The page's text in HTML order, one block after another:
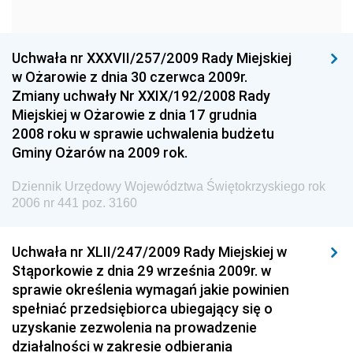
Dziennik Urzędowy Ministra Gospodarki
Dziennik Urzędowy Urzędu Ochrony Konkurencji i
Konsumentów
Dziennik Urzędowy Ministra Pracy i Polityki
Społecznej
Dziennik Urzędowy Urzędu Lotnictwa Cywilnego
Dziennik Urzędowy Ministerstwa Hutnictwa i
Przemysłu Maszynowego
Dziennik Urzędowy Ministerstwa Zdrowia i Opieki
Społecznej
Dziennik Urzędowy Ministerstwa Rolnictwa, Leśnictwa
Uchwała nr XXXVII/257/2009 Rady Miejskiej
w Ożarowie z dnia 30 czerwca 2009r.
Zmiany uchwały Nr XXIX/192/2008 Rady
Miejskiej w Ożarowie z dnia 17 grudnia
2008 roku w sprawie uchwalenia budżetu
Gminy Ożarów na 2009 rok.
Dziennik Urzędowy Województwa Świętokrzyskiego rok
2006 nr 441 poz. 3160
Uchwała nr XLII/247/2009 Rady Miejskiej w
Stąporkowie z dnia 29 września 2009r. w
sprawie określenia wymagań jakie powinien
spełniać przedsiębiorca ubiegający się o
uzyskanie zezwolenia na prowadzenie
działalności w zakresie odbierania